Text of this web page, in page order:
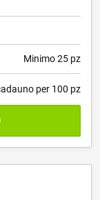
Minimo 25 pz
per 100 pz